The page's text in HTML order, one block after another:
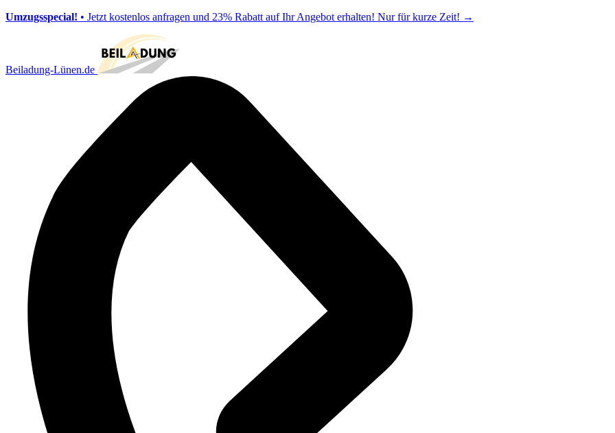
Umzugsspecial! • Jetzt kostenlos anfragen und 23% Rabatt auf Ihr Angebot erhalten! Nur für kurze Zeit! →
Beiladung-Lünen.de